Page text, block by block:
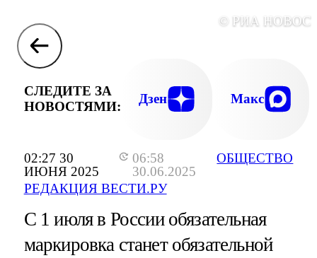
02:27 30
ИЮНЯ 2025
06:58
30.06.2025
РЕДАКЦИЯ ВЕСТИ.РУ
ОБЩЕСТВО
© РИА
СЛЕДИТЕ ЗА
НОВОСТЯМИ:
Дзен Макс
С 1 июля в России обязательная
маркировка станет обязательной